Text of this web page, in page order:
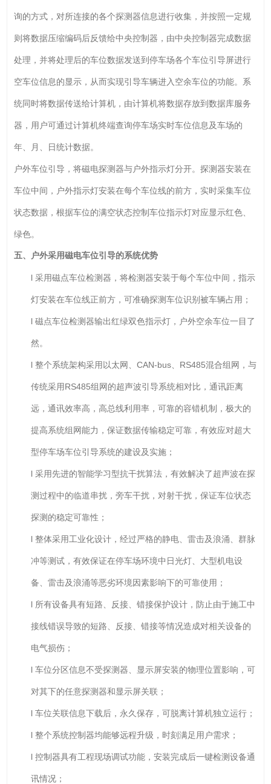
询的方式，对所连接的各个探测器信息进行收集，并按照一定规
则将数据压缩编码后反馈给中央控制器，由中央控制器完成数据
处理，并将处理后的车位数据发送到停车场各个车位引导屏进行
空车位信息的显示，从而实现引导车辆进入空余车位的功能。系
统同时将数据传送给计算机，由计算机将数据存放到数据库服务
器，用户可通过计算机终端查询停车场实时车位信息及车场的
年、月、日统计数据。
户外车位引导，将磁电探测器与户外指示灯分开。探测器安装在
车位中间，户外指示灯安装在每个车位线的前方，实时采集车位
状态数据，根据车位的满空状态控制车位指示灯对应显示红色、
绿色。
五、户外采用磁电车位引导的系统优势
l 采用磁点车位检测器，将检测器安装于每个车位中间，指示
灯安装在车位线正前方，可准确探测车位识别被车辆占用；
l 磁点车位检测器输出红绿双色指示灯，户外空余车位一目了
然。
l 整个系统架构采用以太网、CAN-bus、RS485混合组网，与
传统采用RS485组网的超声波引导系统相对比，通讯距离
远，通讯效率高，高总线利用率，可靠的容错机制，极大的
提高系统组网能力，保证数据传输稳定可靠，有效应对超大
型停车场车位引导系统的建设及实施；
l 采用先进的智能学习型抗干扰算法，有效解决了超声波在探
测过程中的临道串扰，旁车干扰，对射干扰，保证车位状态
探测的稳定可靠性；
l 整体采用工业化设计，经过严格的静电、雷击及浪涌、群脉
冲等测试，有效保证在停车场环境中日光灯、大型机电设
备、雷击及浪涌等恶劣环境因素影响下的可靠使用；
l 所有设备具有短路、反接、错接保护设计，防止由于施工中
接线错误导致的短路、反接、错接等情况造成对相关设备的
电气损伤；
l 车位分区信息不受探测器、显示屏安装的物理位置影响，可
对其下的任意探测器和显示屏关联；
l 车位关联信息下载后，永久保存，可脱离计算机独立运行；
l 整个系统控制器均能够远程升级，时刻满足用户需求；
l 控制器具有工程现场调试功能，安装完成后一键检测设备通
讯情况；